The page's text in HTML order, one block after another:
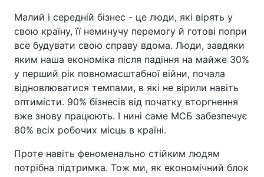
Малий і середній бізнес - це люди, які вірять у
свою країну, її неминучу перемогу й готові попри
все будувати свою справу вдома. Люди, завдяки
яким наша економіка після падіння на майже 30%
у перший рік повномасштабної війни, почала
відновлюватися темпами, в які не вірили навіть
оптимісти. 90% бізнесів від початку вторгнення
вже знову працюють. І нині саме МСБ забезпечує
80% всіх робочих місць в країні.
Проте навіть феноменально стійким людям
потрібна підтримка. Тож ми, як економічний блок